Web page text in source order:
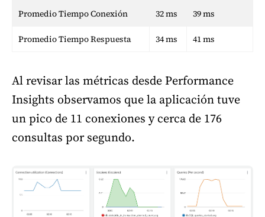
Promedio Tiempo Conexión 32 ms 39 ms
Promedio Tiempo Respuesta 34 ms 41 ms
Al revisar las métricas desde Performance
Insights observamos que la aplicación tuve
un pico de 11 conexiones y cerca de 176
consultas por segundo.